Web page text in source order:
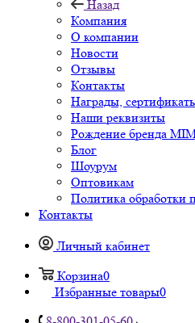
Назад
Компания
О компании
Новости
Отзывы
Контакты
Награды,
Наши реквизиты
Рождение бренда
Блог
Шоурум
Оптовикам
Политика обработки
Контакты
Личный кабинет
Корзина0
Избранные товары0